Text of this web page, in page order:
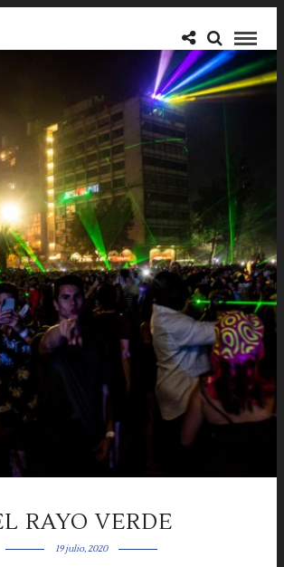
RAYO VERDE
19 julio, 2020